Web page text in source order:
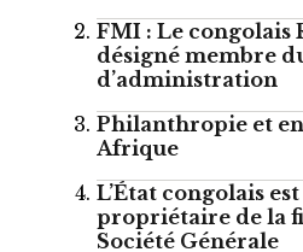
FMI : Le congolais
désigné membre
d’administration
Philanthropie et
Afrique
L’État congolais
propriétaire de la
Société Générale